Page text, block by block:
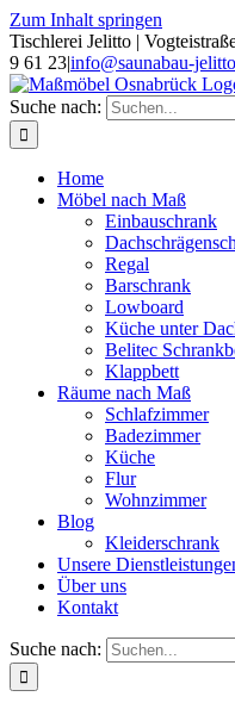
Zum Inhalt springen
Tischlerei Jelitto |
9 61 23|info@saunabau-
Suche nach:
Home
Möbel nach Maß
Einbauschrank
Regal
Barschrank
Lowboard
Küche unter
Belitec
Klappbett
Räume nach Maß
Schlafzimmer
Badezimmer
Küche
Flur
Wohnzimmer
Blog
Kleiderschrank
Unsere
Über uns
Kontakt
Suche nach: